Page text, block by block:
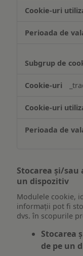
Stocarea și/
un dispozitiv
Modulele cookie,
informații pot fi
dvs. în scopurile
Stocarea
de pe un